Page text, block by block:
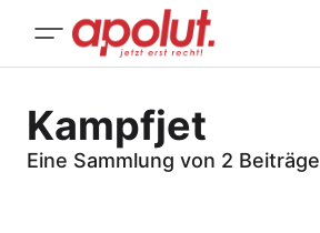
Kampfjet
Eine Sammlung von 2 Beiträge